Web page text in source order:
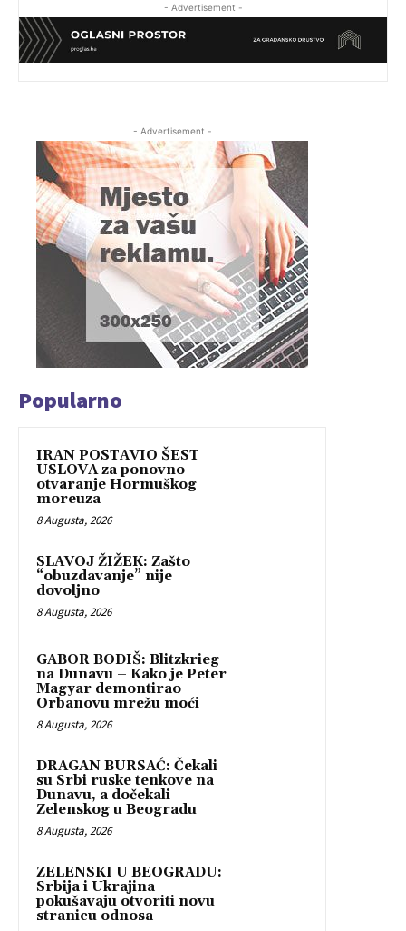
- Advertisement -
- Advertisement -
Popularno
IRAN POSTAVIO ŠEST
USLOVA za ponovno
otvaranje Hormuškog
moreuza
8 Augusta, 2026
SLAVOJ ŽIŽEK: Zašto
“obuzdavanje” nije
dovoljno
8 Augusta, 2026
GABOR BODIŠ: Blitzkrieg
na Dunavu – Kako je Peter
Magyar demontirao
Orbanovu mrežu moći
8 Augusta, 2026
DRAGAN BURSAĆ: Čekali
su Srbi ruske tenkove na
Dunavu, a dočekali
Zelenskog u Beogradu
8 Augusta, 2026
ZELENSKI U BEOGRADU:
Srbija i Ukrajina
pokušavaju otvoriti novu
stranicu odnosa